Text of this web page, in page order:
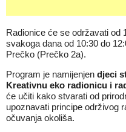
Radionice će se održavati od
svakoga dana od 10:30 do
Prečko (Prečko 2a).
Program je namijenjen djeci
Kreativnu eko radionicu i
će učiti kako stvarati od
upoznavati principe održivog
očuvanja okoliša.